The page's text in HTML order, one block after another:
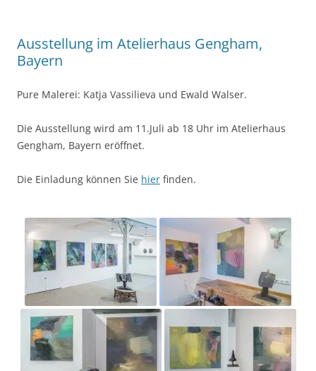
Ausstellung im Atelierhaus Gengham,
Bayern
Pure Malerei: Katja Vassilieva und Ewald Walser.
Die Ausstellung wird am 11.Juli ab 18 Uhr im Atelierhaus
Gengham, Bayern eröffnet.
Die Einladung können Sie hier finden.